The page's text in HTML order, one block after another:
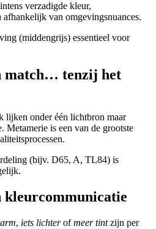
verzadigde kleur,
van omgevingsnuances.
(middengrijs) essentieel voor
match… tenzij het
lijken onder één lichtbron maar
Metamerie is een van de grootste
(bijv. D65, A, TL84) is
, iets lichterofmeer tintzijn per